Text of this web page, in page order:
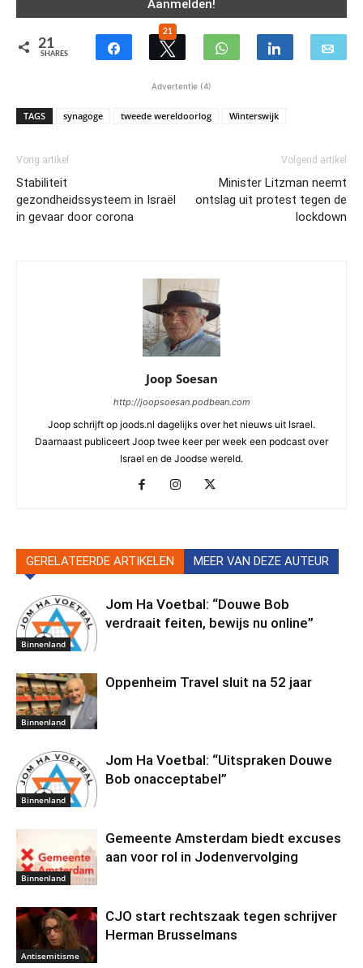
21
SHARES
21
Advertentie (4)
TAGS synagoge tweede wereldoorlog Winterswijk
Vorig artikel
Stabiliteit
gezondheidssysteem in Israël
in gevaar door corona
Volgend artikel
Minister Litzman neemt
ontslag uit protest tegen de
lockdown
Joop Soesan
http://joopsoesan.podbean.com
Joop schrijft op joods.nl dagelijks over het nieuws uit Israel.
Daarnaast publiceert Joop twee keer per week een podcast over
Israel en de Joodse wereld.
GERELATEERDE ARTIKELEN MEER VAN DEZE AUTEUR
Binnenland
Jom Ha Voetbal: “Douwe Bob
verdraait feiten, bewijs nu online”
Binnenland
Oppenheim Travel sluit na 52 jaar
Binnenland
Jom Ha Voetbal: “Uitspraken Douwe
Bob onacceptabel”
Binnenland
Gemeente Amsterdam biedt excuses
aan voor rol in Jodenvervolging
Antisemitisme
CJO start rechtszaak tegen schrijver
Herman Brusselmans